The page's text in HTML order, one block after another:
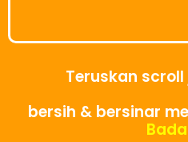
Teruskan
bersih & bersinar